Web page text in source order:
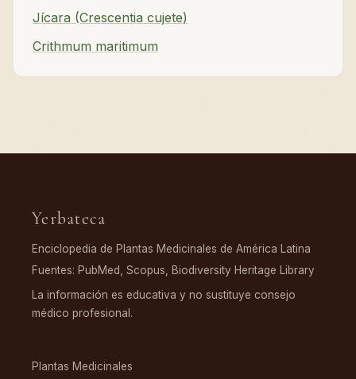
Jícara (Crescentia cujete)
Crithmum maritimum
Yerbateca
Enciclopedia de Plantas Medicinales de América Latina
Fuentes: PubMed, Scopus, Biodiversity Heritage Library
La información es educativa y no sustituye consejo
médico profesional.
Plantas Medicinales